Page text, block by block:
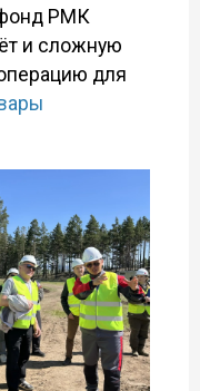
фонд РМК
и сложную
для